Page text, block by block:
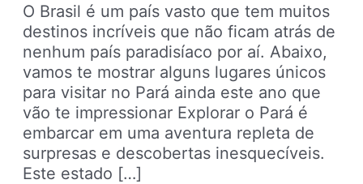
O Brasil é um país vasto que tem muitos
destinos incríveis que não ficam atrás de
nenhum país paradisíaco por aí. Abaixo,
vamos te mostrar alguns lugares únicos
para visitar no Pará ainda este ano que
vão te impressionar Explorar o Pará é
embarcar em uma aventura repleta de
surpresas e descobertas inesquecíveis.
Este estado […]